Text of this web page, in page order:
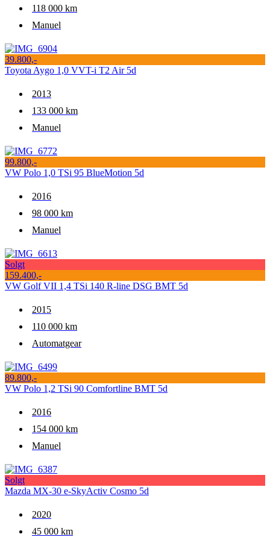
118 000 km
Manuel
39.800,-
Toyota Aygo 1,0 VVT-i T2 Air 5d
2013
133 000 km
Manuel
99.800,-
VW Polo 1,0 TSi 95 BlueMotion 5d
2016
98 000 km
Manuel
Solgt
159.400,-
VW Golf VII 1,4 TSi 140 R-line DSG BMT 5d
2015
110 000 km
Automatgear
89.800,-
VW Polo 1,2 TSi 90 Comfortline BMT 5d
2016
154 000 km
Manuel
Solgt
Mazda MX-30 e-SkyActiv Cosmo 5d
2020
45 000 km